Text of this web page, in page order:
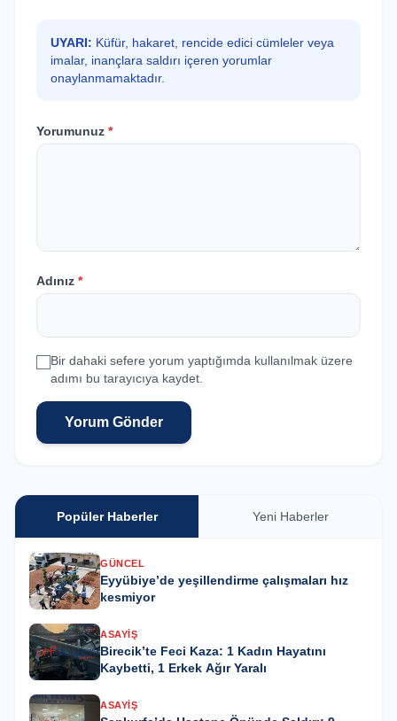
UYARI: Küfür, hakaret, rencide edici cümleler veya
imalar, inançlara saldırı içeren yorumlar
onaylanmamaktadır.
Yorumunuz *
Adınız *
Bir dahaki sefere yorum yaptığımda kullanılmak üzere
adımı bu tarayıcıya kaydet.
Yorum Gönder
Popüler Haberler Yeni Haberler
GÜNCEL
Eyyübiye’de yeşillendirme çalışmaları hız
kesmiyor
ASAYIŞ
Birecik’te Feci Kaza: 1 Kadın Hayatını
Kaybetti, 1 Erkek Ağır Yaralı
ASAYIŞ